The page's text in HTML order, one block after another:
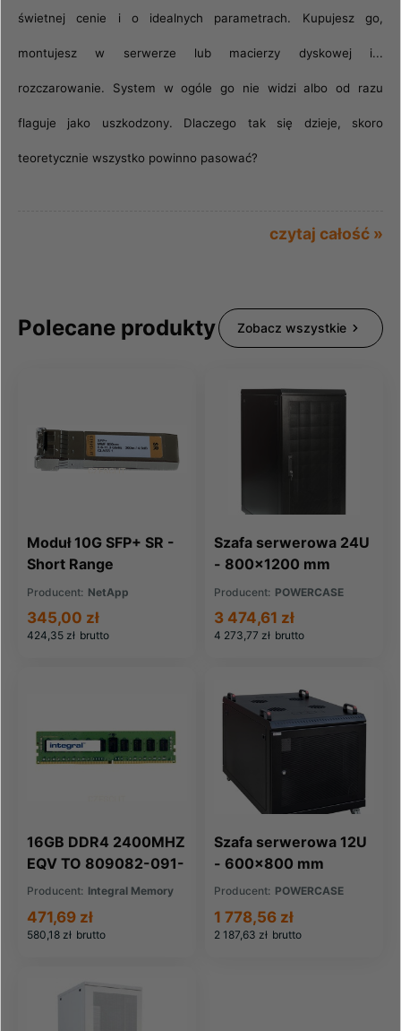
świetnej cenie i o idealnych parametrach. Kupujesz go,
montujesz w serwerze lub macierzy dyskowej i...
rozczarowanie. System w ogóle go nie widzi albo od razu
flaguje jako uszkodzony. Dlaczego tak się dzieje, skoro
teoretycznie wszystko powinno pasować?
czytaj całość »
Polecane produkty Zobacz wszystkie
Moduł 10G SFP+ SR -
Short Range
Producent: NetApp
424,35 zł brutto
345,00 zł
Szafa serwerowa 24U
- 800x1200 mm
Producent: POWERCASE
4 273,77 zł brutto
3 474,61 zł
16GB DDR4 2400MHZ
EQV TO 809082-091-
IN FOR HP COMPAQ
Producent: Integral Memory
580,18 zł brutto
471,69 zł
Szafa serwerowa 12U
- 600x800 mm
Producent: POWERCASE
2 187,63 zł brutto
1 778,56 zł